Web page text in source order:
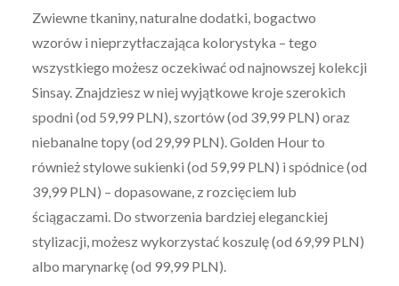
Zwiewne tkaniny, naturalne dodatki, bogactwo
wzorów i nieprzytłaczająca kolorystyka – tego
wszystkiego możesz oczekiwać od najnowszej kolekcji
Sinsay. Znajdziesz w niej wyjątkowe kroje szerokich
spodni (od 59,99 PLN), szortów (od 39,99 PLN) oraz
niebanalne topy (od 29,99 PLN). Golden Hour to
również stylowe sukienki (od 59,99 PLN) i spódnice (od
39,99 PLN) – dopasowane, z rozcięciem lub
ściągaczami. Do stworzenia bardziej eleganckiej
stylizacji, możesz wykorzystać koszulę (od 69,99 PLN)
albo marynarkę (od 99,99 PLN).